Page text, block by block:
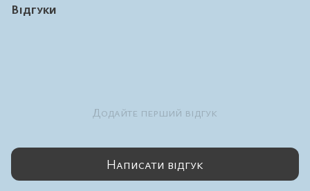
Відгуки
Додайте перший відгук
Написати відгук